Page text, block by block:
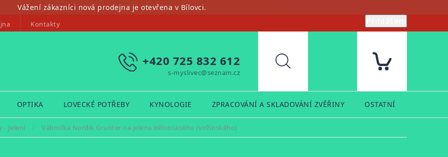
Vážení zákazníci nová prodejna je otevřena v Bílovci.
Kontakty
+420 725 832 612
s-myslivec@seznam.cz
Hledat
OPTIKA LOVECKÉ POTŘEBY KYNOLOGIE ZPRACOVÁNÍ A SKLADOVÁNÍ ZVĚŘINY OSTATNÍ
- Jelení / Vábnička Nordik Grunter na jelena běloocasého (viržinského)